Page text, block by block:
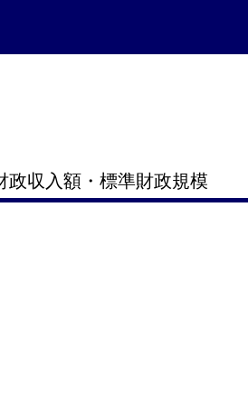
収入額・標準財政規模